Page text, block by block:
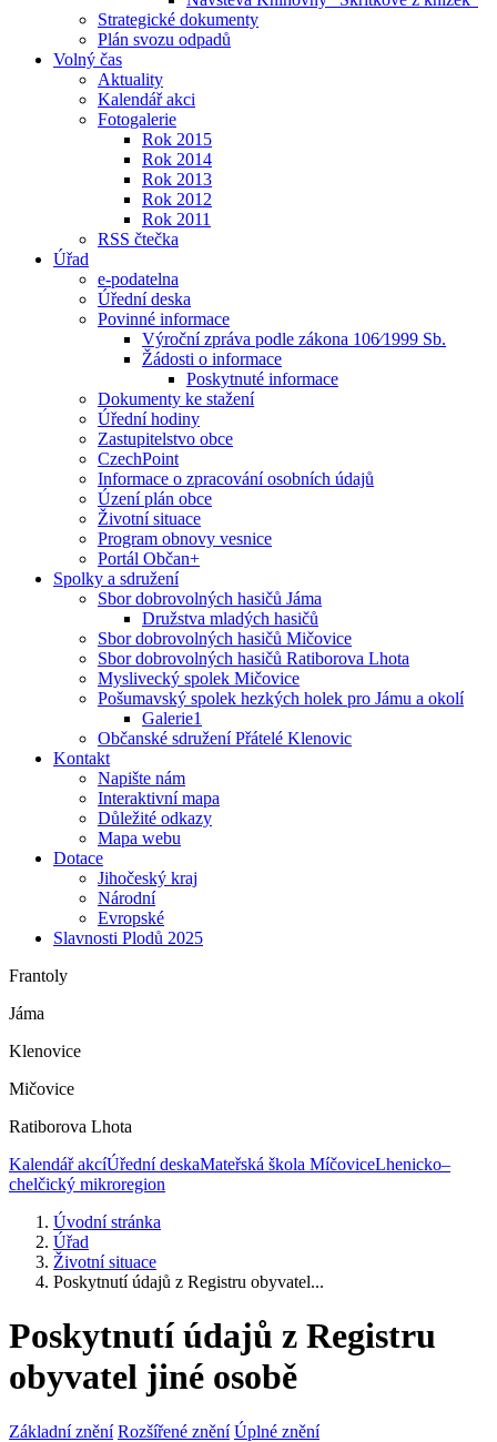
Strategické dokumenty
Plán svozu odpadů
Volný čas
Aktuality
Kalendář akci
Fotogalerie
Rok 2015
Rok 2014
Rok 2013
Rok 2012
Rok 2011
RSS čtečka
Úřad
e-podatelna
Úřední deska
Povinné informace
Výroční zpráva podle zákona 106⁄1999 Sb.
Žádosti o informace
Poskytnuté informace
Dokumenty ke stažení
Úřední hodiny
Zastupitelstvo obce
CzechPoint
Informace o zpracování osobních údajů
Úzení plán obce
Životní situace
Program obnovy vesnice
Portál Občan+
Spolky a sdružení
Sbor dobrovolných hasičů Jáma
Družstva mladých hasičů
Sbor dobrovolných hasičů Mičovice
Sbor dobrovolných hasičů Ratiborova Lhota
Myslivecký spolek Mičovice
Pošumavský spolek hezkých holek pro Jámu a okolí
Galerie1
Občanské sdružení Přátelé Klenovic
Kontakt
Napište nám
Interaktivní mapa
Důležité odkazy
Mapa webu
Dotace
Jihočeský kraj
Národní
Evropské
Slavnosti Plodů 2025
Frantoly
Jáma
Klenovice
Mičovice
Ratiborova Lhota
Kalendář akcíÚřední deskaMateřská škola MíčoviceLhenicko–
chelčický mikroregion
Úvodní stránka
Úřad
Životní situace
Poskytnutí údajů z Registru obyvatel...
Poskytnutí údajů z Registru
obyvatel jiné osobě
Základní znění Rozšířené znění Úplné znění